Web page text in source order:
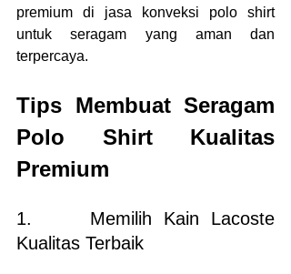
premium di jasa konveksi polo shirt
untuk seragam yang aman dan
terpercaya.
Tips Membuat Seragam
Polo Shirt Kualitas
Premium
1.     Memilih Kain Lacoste
Kualitas Terbaik